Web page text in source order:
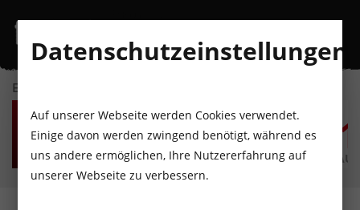
EVENTKALENDER
FR
7
AUGUST
SA
8
AUGUST
SO
9
AUGUST
MO
10
AUGUST
DI
11
AUGUST
Datenschutzeinstellungen
Auf unserer Webseite werden Cookies verwendet.
Einige davon werden zwingend benötigt, während es
uns andere ermöglichen, Ihre Nutzererfahrung auf
unserer Webseite zu verbessern.